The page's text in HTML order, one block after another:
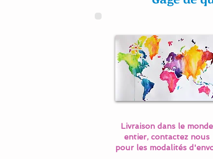
Livraison dans le monde
entier, contactez nous
pour les modalités